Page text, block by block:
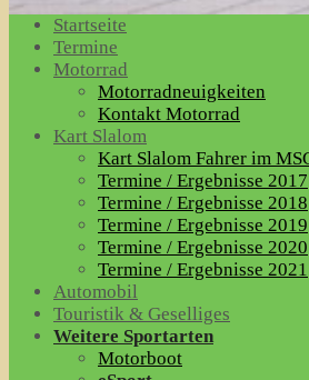
Startseite
Termine
Motorrad
Motorradneuigkeiten
Kontakt Motorrad
Kart Slalom
Kart Slalom Fahrer im
Termine / Ergebnisse 2017
Termine / Ergebnisse 2018
Termine / Ergebnisse 2019
Termine / Ergebnisse 2020
Termine / Ergebnisse 2021
Automobil
Touristik & Geselliges
Weitere Sportarten
Motorboot